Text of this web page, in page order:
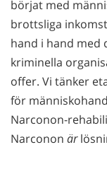
börjat med
brottsliga
hand i hand med
kriminella
offer. Vi tänker
för
Narconon-
Narconon är